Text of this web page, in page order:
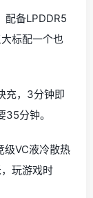
配备LPDDR5
标配一个也
充，3分钟即
分钟。
VC液冷散热
玩游戏时